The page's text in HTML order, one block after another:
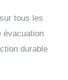
tous les
évacuation
durable